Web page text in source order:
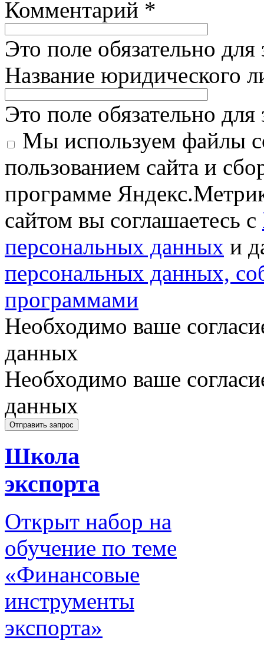
Комментарий *
Это поле обязательно для
Название юридического
Это поле обязательно для
Мы используем файлы
пользованием сайта и
программе
сайтом вы соглашаетесь с
персональных данных и
персональных данных,
программами
Необходимо ваше
данных
Необходимо ваше
данных
Школа
экспорта
Открыт набор на
обучение по теме
«Финансовые
инструменты
экспорта»